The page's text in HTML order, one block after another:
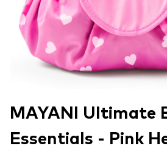
MAYANI Ultimate
Essentials - Pink